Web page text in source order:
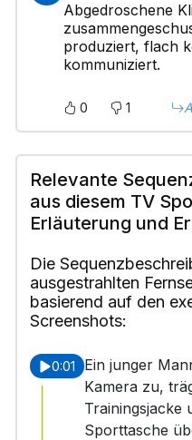
Abgedroschene
produziert, flach
kommuniziert.
0 1
Relevante
aus diesem TV
Erläuterung und
Die
ausgestrahlten
basierend auf den
Screenshots:
0:01
Ein junger
Kamera zu,
Trainingsjacke
Sporttasche